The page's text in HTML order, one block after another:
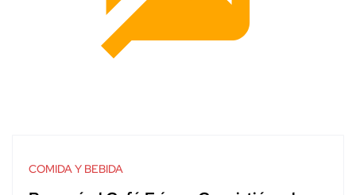
COMIDA Y BEBIDA